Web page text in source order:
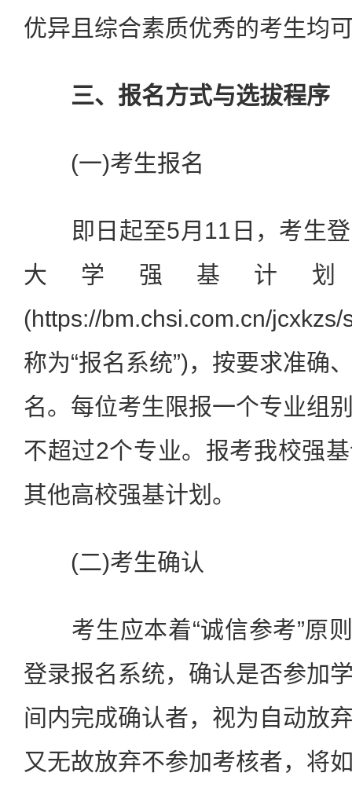
优异且综合素质优秀的考生均
三、报名方式与选拔程序
(一)考生报名
即日起至5月11日，考生登
大学强基计
(https://bm.chsi.com.cn/
称为“报名系统”)，按要求准确
名。每位考生限报一个专业组
不超过2个专业。报考我校强
其他高校强基计划。
(二)考生确认
考生应本着“诚信参考”原
登录报名系统，确认是否参加
间内完成确认者，视为自动放
又无故放弃不参加考核者，将